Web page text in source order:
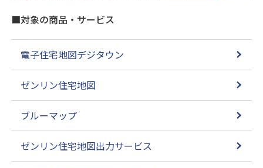
■対象の商品・サービス
電子住宅地図デジタウン
ゼンリン住宅地図
ブルーマップ
ゼンリン住宅地図出力サービス